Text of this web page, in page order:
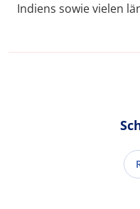
Indiens sowie vielen